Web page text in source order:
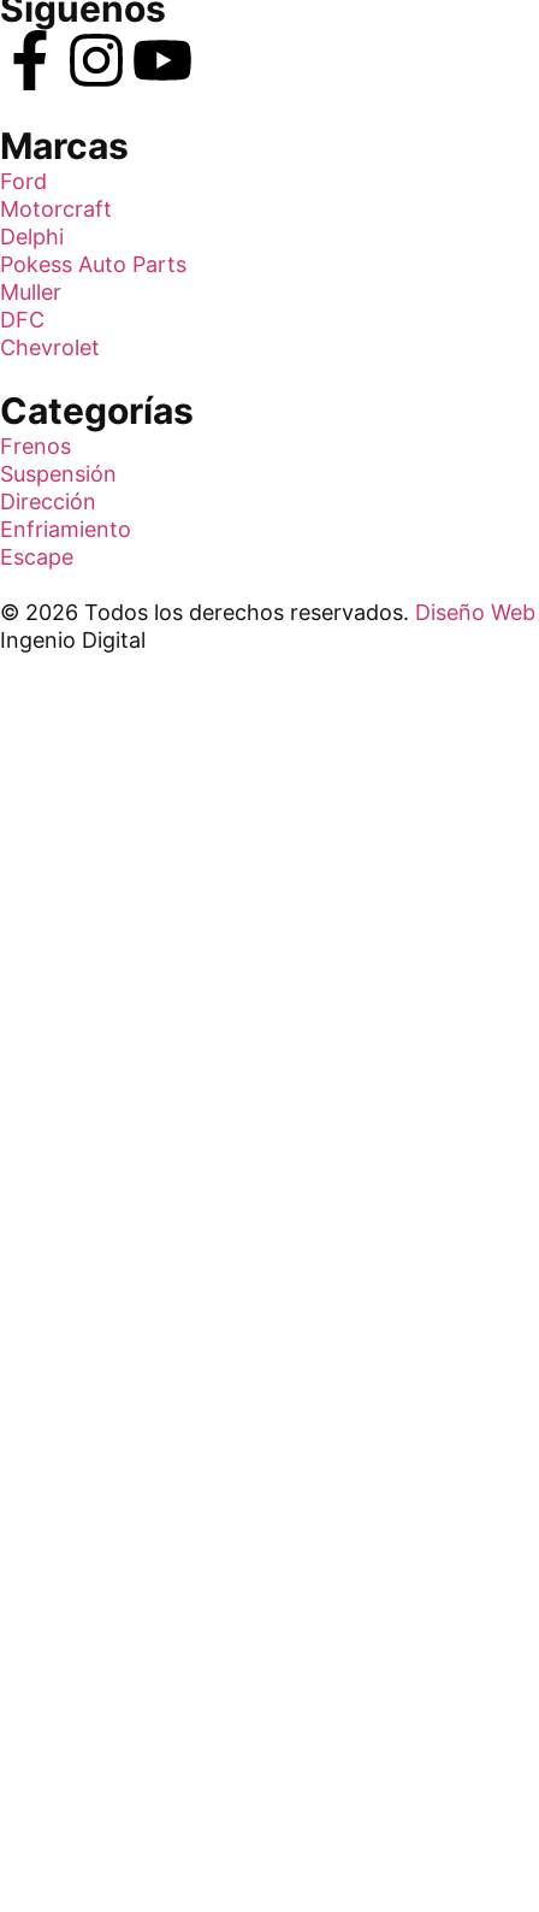
Marcas
Ford
Motorcraft
Delphi
Pokess Auto Parts
Muller
DFC
Chevrolet
Categorías
Frenos
Suspensión
Dirección
Enfriamiento
Escape
© 2026 Todos los derechos reservados. Diseño Web
Ingenio Digital